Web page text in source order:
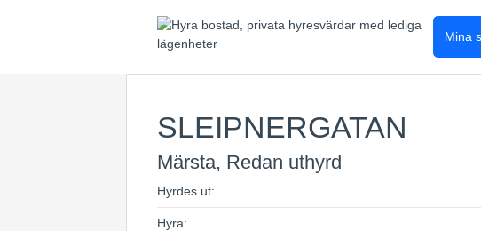
Mina
SLEIPNERGATAN
Märsta, Redan uthyrd
Hyrdes ut:
Hyra: